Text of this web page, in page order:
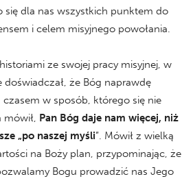
się dla nas wszystkich punktem do
i celem misyjnego powołania.
ze swojej pracy misyjnej, w
że Bóg naprawdę
czasem w sposób, którego się nie
mówił, Pan Bóg daje nam więcej, niż
„po naszej myśli”. Mówił z wielką
na Boży plan, przypominając, że
Bogu prowadzić nas Jego